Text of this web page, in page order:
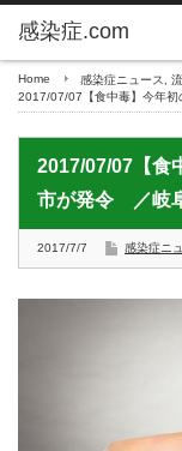
Home 感染症ニュース
2017/07/07【食中毒】今年
2017/07/07【食
市が発令 ／岐
2017/7/7 感染症ニ